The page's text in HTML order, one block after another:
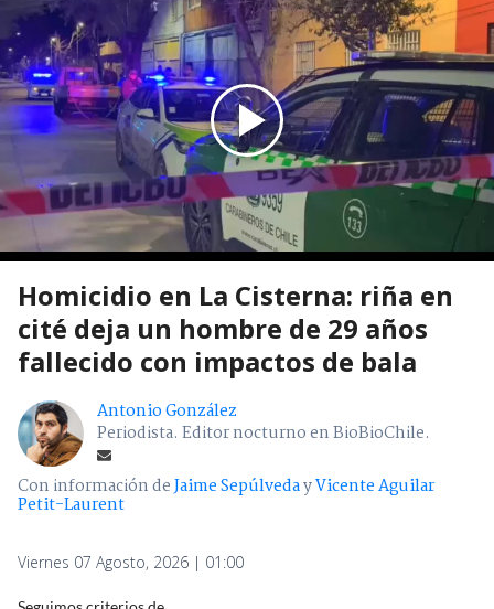
Homicidio en La Cisterna: riña en
cité deja un hombre de 29 años
fallecido con impactos de bala
Antonio González
Periodista. Editor nocturno en BioBioChile.
Con información deJaime SepúlvedayVicente Aguilar
Petit-Laurent
Viernes 07 Agosto, 2026 | 01:00